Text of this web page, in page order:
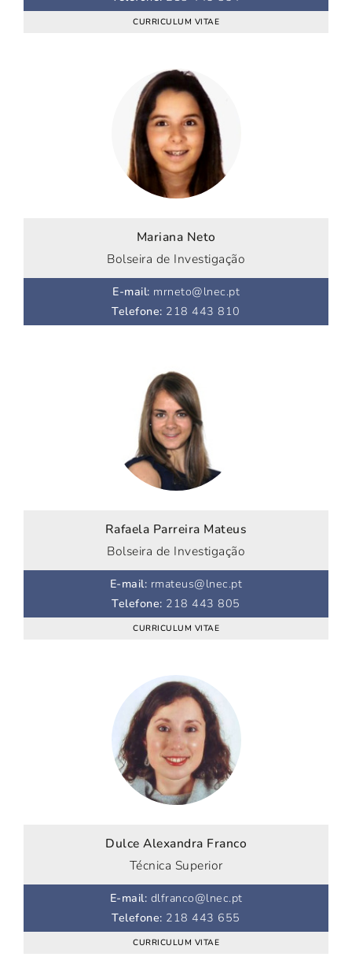
CURRICULUM VITAE
Mariana Neto
Bolseira de Investigação
E-mail: mrneto@lnec.pt
Telefone: 218 443 810
Rafaela Parreira Mateus
Bolseira de Investigação
E-mail: rmateus@lnec.pt
Telefone: 218 443 805
CURRICULUM VITAE
Dulce Alexandra Franco
Técnica Superior
E-mail: dlfranco@lnec.pt
Telefone: 218 443 655
CURRICULUM VITAE